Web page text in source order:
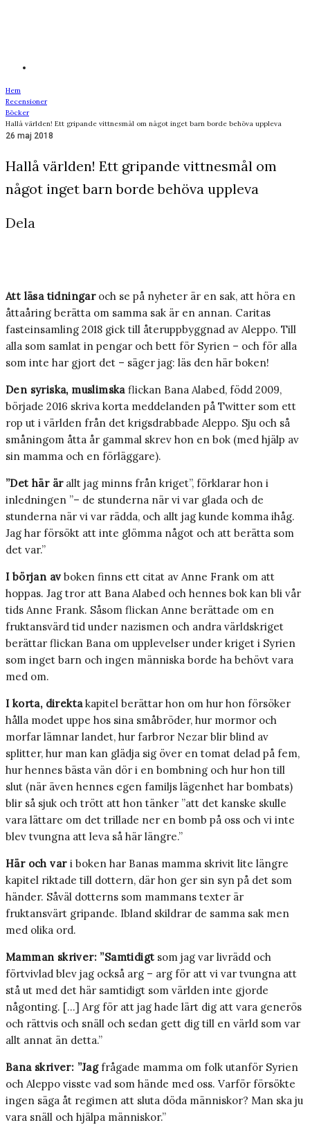
Hem
Recensioner
Böcker
Hallå världen! Ett gripande vittnesmål om något inget barn borde behöva uppleva
26 maj 2018
Hallå världen! Ett gripande vittnesmål om
något inget barn borde behöva uppleva
Dela
Att läsa tidningaroch se på nyheter är en sak, att höra en
åttaåring berätta om samma sak är en annan. Caritas
fasteinsamling 2018 gick till återuppbyggnad av Aleppo. Till
alla som samlat in pengar och bett för Syrien – och för alla
som inte har gjort det – säger jag: läs den här boken!
Den syriska, muslimskaflickan Bana Alabed, född 2009,
började 2016 skriva korta meddelanden på Twitter som ett
rop ut i världen från det krigsdrabbade Aleppo. Sju och så
småningom åtta år gammal skrev hon en bok (med hjälp av
sin mamma och en förläggare).
”Det här ärallt jag minns från kriget”, förklarar hon i
inledningen ”– de stunderna när vi var glada och de
stunderna när vi var rädda, och allt jag kunde komma ihåg.
Jag har försökt att inte glömma något och att berätta som
det var.”
I början av boken finns ett citat av Anne Frank om att
hoppas. Jag tror att Bana Alabed och hennes bok kan bli vår
tids Anne Frank. Såsom flickan Anne berättade om en
fruktansvärd tid under nazismen och andra världskriget
berättar flickan Bana om upplevelser under kriget i Syrien
som inget barn och ingen människa borde ha behövt vara
med om.
I korta, direktakapitel berättar hon om hur hon försöker
hålla modet uppe hos sina småbröder, hur mormor och
morfar lämnar landet, hur farbror Nezar blir blind av
splitter, hur man kan glädja sig över en tomat delad på fem,
hur hennes bästa vän dör i en bombning och hur hon till
slut (när även hennes egen familjs lägenhet har bombats)
blir så sjuk och trött att hon tänker ”att det kanske skulle
vara lättare om det trillade ner en bomb på oss och vi inte
blev tvungna att leva så här längre.”
Här och var i boken har Banas mamma skrivit lite längre
kapitel riktade till dottern, där hon ger sin syn på det som
händer. Såväl dotterns som mammans texter är
fruktansvärt gripande. Ibland skildrar de samma sak men
med olika ord.
Mamman skriver: ”Samtidigt som jag var livrädd och
förtvivlad blev jag också arg – arg för att vi var tvungna att
stå ut med det här samtidigt som världen inte gjorde
någonting. […] Arg för att jag hade lärt dig att vara generös
och rättvis och snäll och sedan gett dig till en värld som var
allt annat än detta.”
Bana skriver: ”Jagfrågade mamma om folk utanför Syrien
och Aleppo visste vad som hände med oss. Varför försökte
ingen säga åt regimen att sluta döda människor? Man ska ju
vara snäll och hjälpa människor.”